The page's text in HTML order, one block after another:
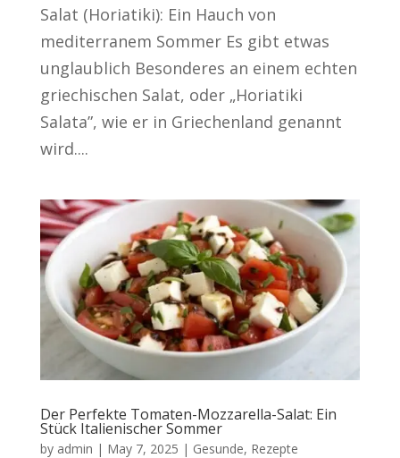
Salat (Horiatiki): Ein Hauch von
mediterranem Sommer Es gibt etwas
unglaublich Besonderes an einem echten
griechischen Salat, oder „Horiatiki
Salata”, wie er in Griechenland genannt
wird....
Der Perfekte Tomaten-Mozzarella-Salat: Ein
Stück Italienischer Sommer
by admin | May 7, 2025 | Gesunde, Rezepte